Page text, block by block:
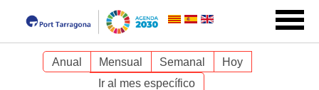
Anual Mensual Semanal
Hoy
Ir al mes específico